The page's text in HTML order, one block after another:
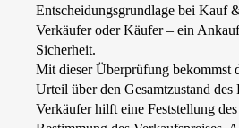
Entscheidungsgrundlage bei Kauf
Verkäufer oder Käufer – ein
Sicherheit.
Mit dieser Überprüfung bekommst
Urteil über den Gesamtzustand des
Verkäufer hilft eine Feststellung